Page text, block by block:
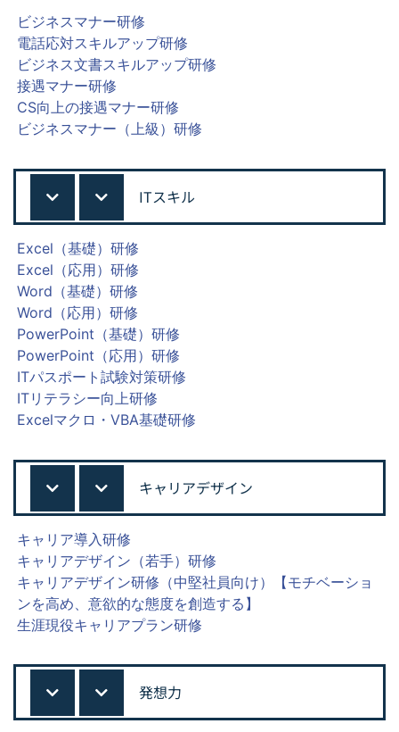
ビジネスマナー研修
電話応対スキルアップ研修
ビジネス文書スキルアップ研修
接遇マナー研修
CS向上の接遇マナー研修
ビジネスマナー（上級）研修
ITスキル
Excel（基礎）研修
Excel（応用）研修
Word（基礎）研修
Word（応用）研修
PowerPoint（基礎）研修
PowerPoint（応用）研修
ITパスポート試験対策研修
ITリテラシー向上研修
Excelマクロ・VBA基礎研修
キャリアデザイン
キャリア導入研修
キャリアデザイン（若手）研修
キャリアデザイン研修（中堅社員向け）【モチベーショ
ンを高め、意欲的な態度を創造する】
生涯現役キャリアプラン研修
発想力